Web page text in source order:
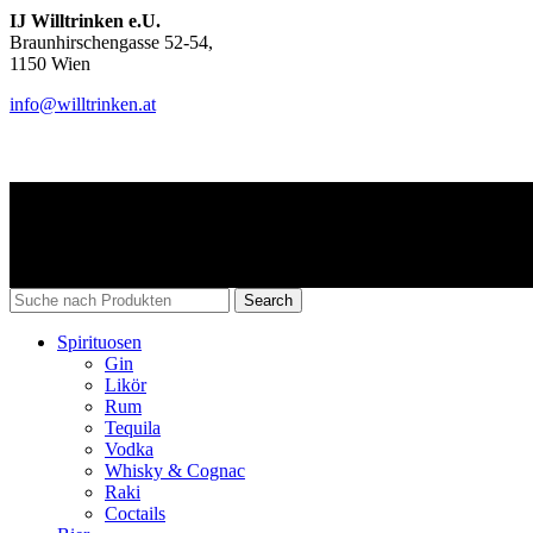
IJ Willtrinken e.U.
Braunhirschengasse 52-54,
1150 Wien
info@willtrinken.at
Search
Spirituosen
Gin
Likör
Rum
Tequila
Vodka
Whisky & Cognac
Raki
Coctails